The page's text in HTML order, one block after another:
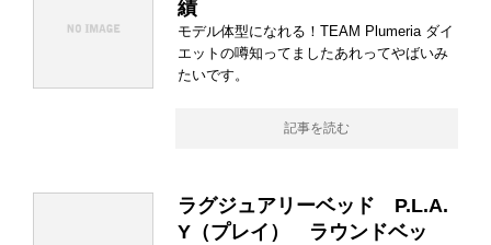
績
モデル体型になれる！TEAM Plumeria ダイ
エットの噂知ってましたあれってやばいみ
たいです。
記事を読む
ラグジュアリーベッド P.L.A.
Y（プレイ） ラウンドベッ